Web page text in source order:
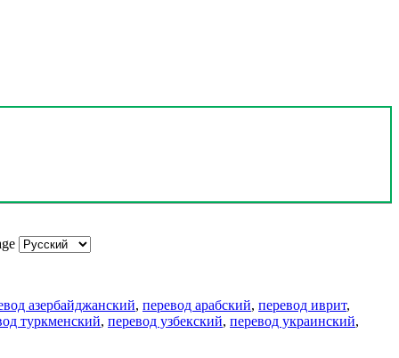
азербайджанский, перевод арабский, перевод иврит,
туркменский, перевод узбекский, перевод украинский,